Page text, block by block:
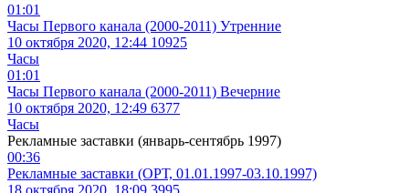
01:01
Часы Первого канала (2000-2011) Утренние
10 октября 2020, 12:44 10925
Часы
01:01
Часы Первого канала (2000-2011) Вечерние
10 октября 2020, 12:49 6377
Часы
Рекламные заставки (январь-сентябрь 1997)
00:36
Рекламные заставки (ОРТ, 01.01.1997-03.10.1997)
18 октября 2020, 18:09 3995